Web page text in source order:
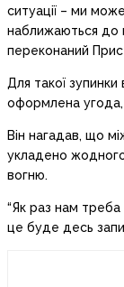
ситуації – ми
наближаються до
переконаний
Для такої зупинки
оформлена угода,
Він нагадав, що
укладено
вогню.
“Як раз нам треба
це буде десь